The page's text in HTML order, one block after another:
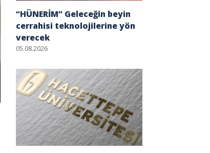
“HÜNERİM” Geleceğin beyin
cerrahisi teknolojilerine yön
verecek
05.08.2026